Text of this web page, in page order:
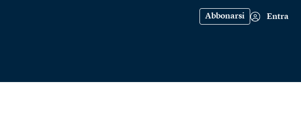
Abbonarsi Entra